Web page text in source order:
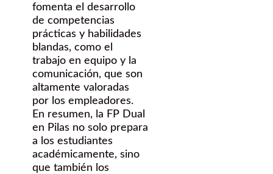
fomenta el desarrollo
de competencias
prácticas y habilidades
blandas, como el
trabajo en equipo y la
comunicación, que son
altamente valoradas
por los empleadores.
En resumen, la FP Dual
en Pilas no solo prepara
a los estudiantes
académicamente, sino
que también los